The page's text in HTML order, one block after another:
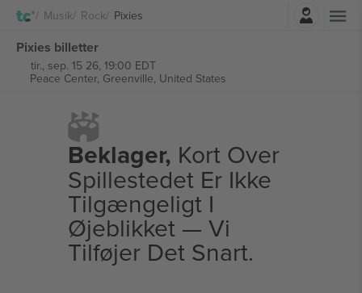
Musik Rock Pixies
Pixies billetter
tir., sep. 15 26, 19:00 EDT
Peace Center, Greenville, United States
Beklager, Kort Over
Spillestedet Er Ikke
Tilgængeligt I
Øjeblikket — Vi
Tilføjer Det Snart.